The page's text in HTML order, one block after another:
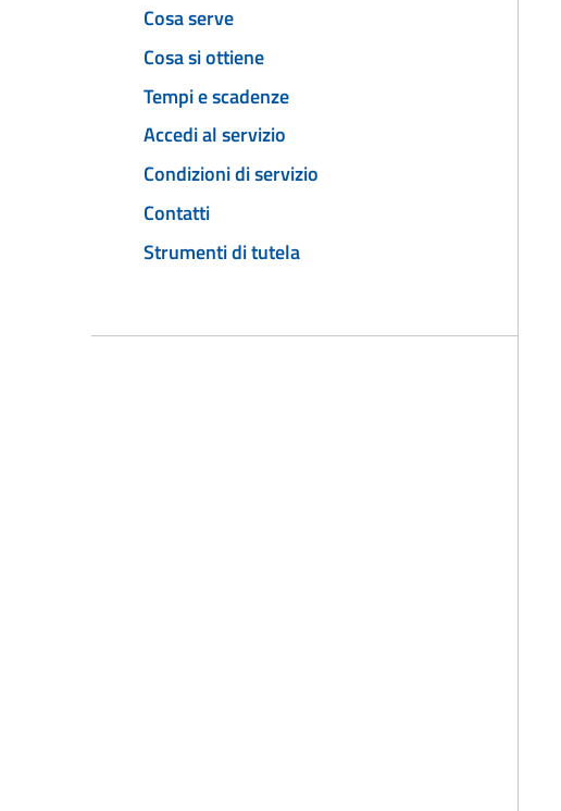
Cosa serve
Cosa si ottiene
Tempi e scadenze
Accedi al servizio
Condizioni di servizio
Contatti
Strumenti di tutela